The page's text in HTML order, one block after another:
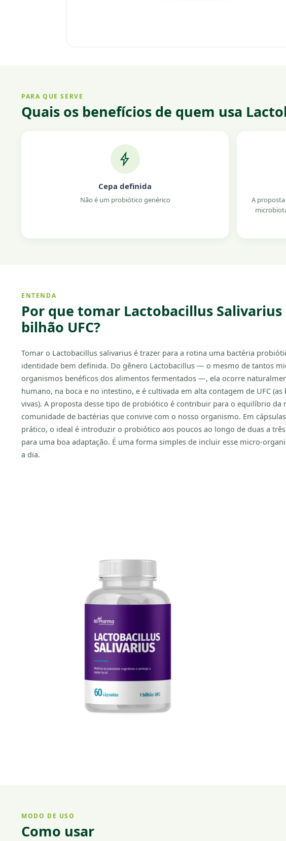
PARA QUE SERVE
Quais os benefícios de quem usa
Cepa definida
Não é um probiótico genérico
A
ENTENDA
Por que tomar Lactobacillus Salivarius
bilhão UFC?
Tomar o Lactobacillus salivarius é trazer para a rotina uma bactéria
identidade bem definida. Do gênero Lactobacillus — o mesmo de tantos
organismos benéficos dos alimentos fermentados —, ela ocorre
humano, na boca e no intestino, e é cultivada em alta contagem de UFC (as
vivas). A proposta desse tipo de probiótico é contribuir para o equilíbrio da
comunidade de bactérias que convive com o nosso organismo. Em
prático, o ideal é introduzir o probiótico aos poucos ao longo de duas a
para uma boa adaptação. É uma forma simples de incluir esse micro-
a dia.
MODO DE USO
Como usar